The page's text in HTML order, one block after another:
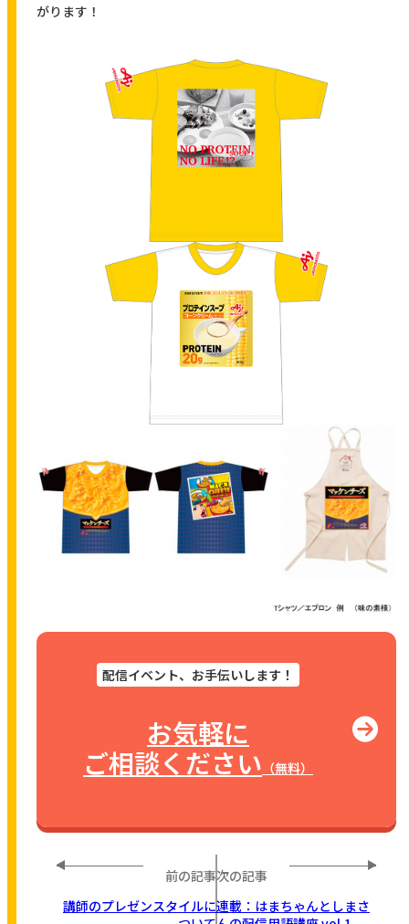
がります！
配信イベント、お手伝いします！
お気軽に
ご相談ください （無料）
前の記事
講師のプレゼンスタイルに
次の記事
連載：はまちゃんとしまさ